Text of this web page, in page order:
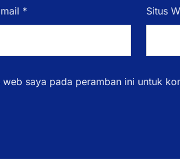
* Situs
saya pada peramban ini untuk